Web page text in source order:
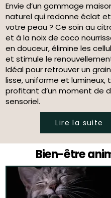
Envie d’un gommage
naturel qui redonne éclat
votre peau ? Ce soin au
et à la noix de coco
en douceur, élimine les
et stimule le
Idéal pour retrouver un
lisse, uniforme et lumineux,
profitant d’un moment de
sensoriel.
Lire la suite
Bien-être